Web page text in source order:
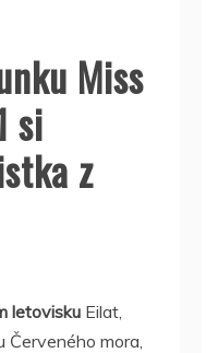
Miss
si
z
letovisku Eilat,
Červeného mora,